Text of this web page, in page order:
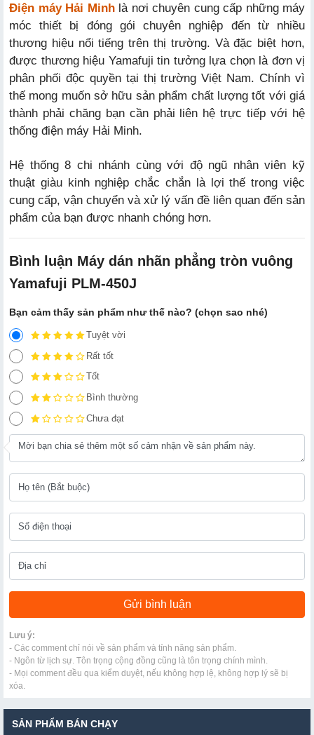
Điện máy Hải Minhlà nơi chuyên cung cấp những máy
móc thiết bị đóng gói chuyên nghiệp đến từ nhiều
thương hiệu nổi tiếng trên thị trường. Và đặc biệt hơn,
được thương hiệu Yamafuji tin tưởng lựa chọn là đơn vị
phân phối độc quyền tại thị trường Việt Nam. Chính vì
thế mong muốn sở hữu sản phẩm chất lượng tốt với giá
thành phải chăng bạn cần phải liên hệ trực tiếp với hệ
thống điện máy Hải Minh.
Hệ thống 8 chi nhánh cùng với độ ngũ nhân viên kỹ
thuật giàu kinh nghiệp chắc chắn là lợi thế trong việc
cung cấp, vận chuyển và xử lý vấn đề liên quan đến sản
phẩm của bạn được nhanh chóng hơn.
Bình luận Máy dán nhãn phẳng tròn vuông
Yamafuji PLM-450J
Bạn cảm thấy sản phẩm như thế nào? (chọn sao nhé)
Tuyệt vời
Rất tốt
Tốt
Bình thường
Chưa đạt
Lưu ý:
- Các comment chỉ nói về sản phẩm và tính năng sản phẩm.
- Ngôn từ lịch sự. Tôn trọng cộng đồng cũng là tôn trọng chính mình.
- Mọi comment đều qua kiểm duyệt, nếu không hợp lệ, không hợp lý sẽ bị
xóa.
SẢN PHẨM BÁN CHẠY